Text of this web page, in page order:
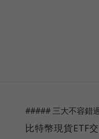
##### 三大不容錯
比特幣現貨ETF